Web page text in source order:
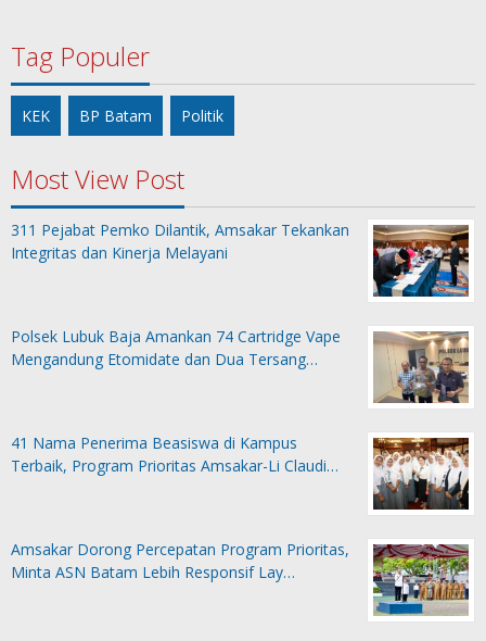
Tag Populer
KEK BP Batam Politik
Most View Post
311 Pejabat Pemko Dilantik, Amsakar Tekankan
Integritas dan Kinerja Melayani
Polsek Lubuk Baja Amankan 74 Cartridge Vape
Mengandung Etomidate dan Dua Tersang…
41 Nama Penerima Beasiswa di Kampus
Terbaik, Program Prioritas Amsakar-Li Claudi…
Amsakar Dorong Percepatan Program Prioritas,
Minta ASN Batam Lebih Responsif Lay…